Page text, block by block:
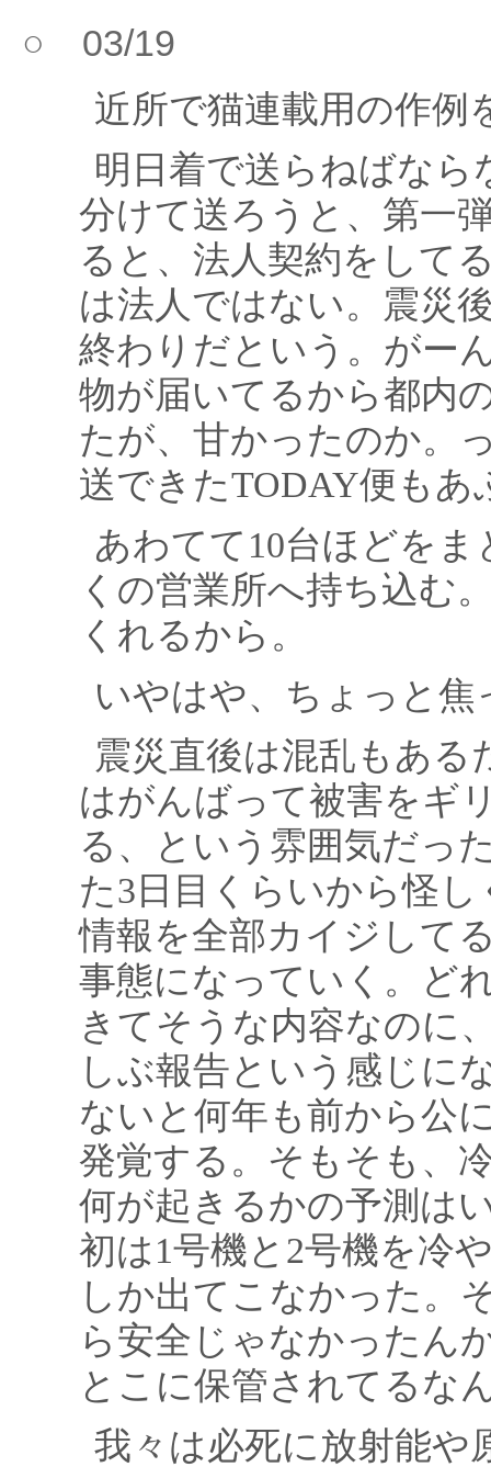
○ 03/19
近所で猫連載用の作例
明日着で送らねばなら
分けて送ろうと、第一
ると、法人契約をして
は法人ではない。震災
終わりだという。がー
物が届いてるから都内
たが、甘かったのか。
送できたTODAY便もあ
あわてて10台ほどを
くの営業所へ持ち込む
くれるから。
いやはや、ちょっと
震災直後は混乱もある
はがんばって被害をギ
る、という雰囲気だっ
た3日目くらいから怪
情報を全部カイジして
事態になっていく。ど
きてそうな内容なのに
しぶ報告という感じに
ないと何年も前から公
発覚する。そもそも、
何が起きるかの予測は
初は1号機と2号機を冷
しか出てこなかった。
ら安全じゃなかったん
とこに保管されてるな
我々は必死に放射能や